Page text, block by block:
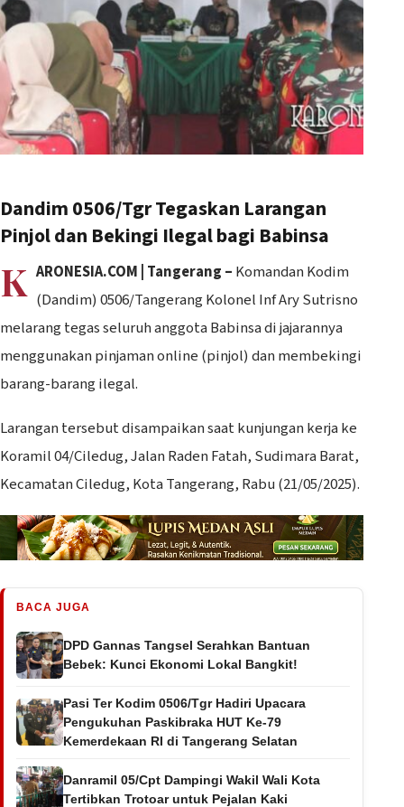
Dandim 0506/Tgr Tegaskan Larangan
Pinjol dan Bekingi Ilegal bagi Babinsa
K ARONESIA.COM | Tangerang – Komandan Kodim
(Dandim) 0506/Tangerang Kolonel Inf Ary Sutrisno
melarang tegas seluruh anggota Babinsa di jajarannya
menggunakan pinjaman online (pinjol) dan membekingi
barang-barang ilegal.
Larangan tersebut disampaikan saat kunjungan kerja ke
Koramil 04/Ciledug, Jalan Raden Fatah, Sudimara Barat,
Kecamatan Ciledug, Kota Tangerang, Rabu (21/05/2025).
BACA JUGA
DPD Gannas Tangsel Serahkan Bantuan
Bebek: Kunci Ekonomi Lokal Bangkit!
Pasi Ter Kodim 0506/Tgr Hadiri Upacara
Pengukuhan Paskibraka HUT Ke-79
Kemerdekaan RI di Tangerang Selatan
Danramil 05/Cpt Dampingi Wakil Wali Kota
Tertibkan Trotoar untuk Pejalan Kaki